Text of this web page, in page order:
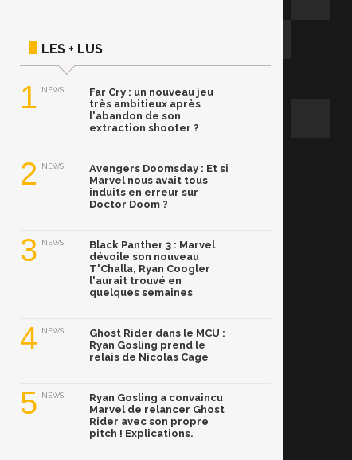
LES + LUS
1 NEWS
Far Cry : un nouveau jeu
très ambitieux après
l'abandon de son
extraction shooter ?
2 NEWS
Avengers Doomsday : Et si
Marvel nous avait tous
induits en erreur sur
Doctor Doom ?
3 NEWS
Black Panther 3 : Marvel
dévoile son nouveau
T'Challa, Ryan Coogler
l'aurait trouvé en
quelques semaines
4 NEWS
Ghost Rider dans le MCU :
Ryan Gosling prend le
relais de Nicolas Cage
5 NEWS
Ryan Gosling a convaincu
Marvel de relancer Ghost
Rider avec son propre
pitch ! Explications.